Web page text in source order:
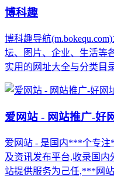
博科趣
博科趣导航
坛、图片、企业、生活等
实用的网址大全与分类目
爱网站 - 网站推广-好
爱网站 - 是国内***个专
及资讯发布平台,收录国
站提供服务为己任,***网